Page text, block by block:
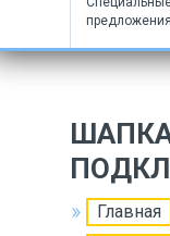
предложения
Главная